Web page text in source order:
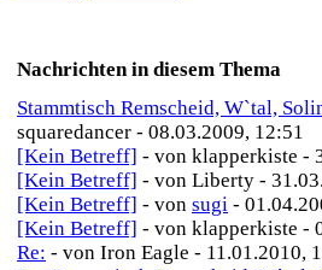
Nachrichten in diesem Thema
Stammtisch Remscheid, W`tal,
squaredancer - 08.03.2009, 12:51
[Kein Betreff] - von klapperkiste -
[Kein Betreff] - von Liberty -
[Kein Betreff] - von sugi -
[Kein Betreff] - von klapperkiste -
Re: - von Iron Eagle - 11.01.2010,